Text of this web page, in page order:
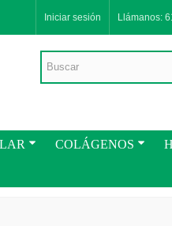
Llámanos:
Iniciar sesión
COLÁGENOS